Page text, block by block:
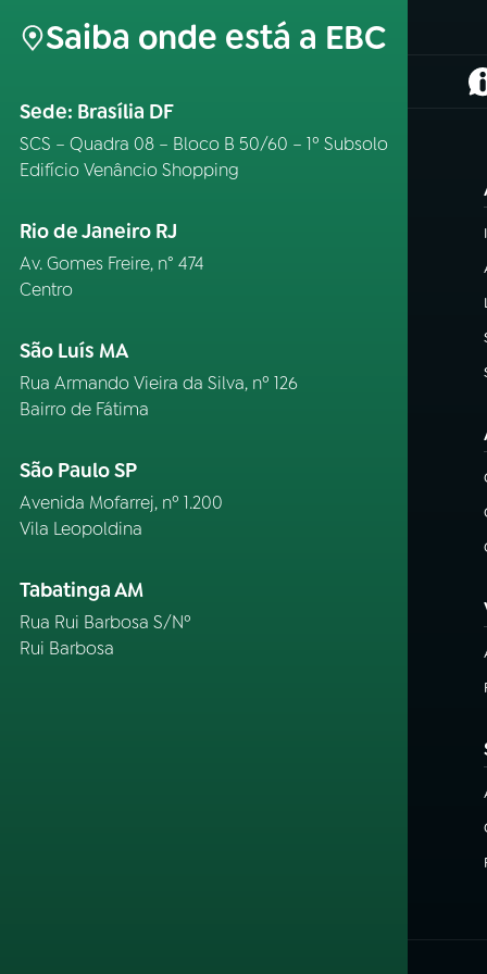
Saiba onde está a EBC
Sede: Brasília DF
SCS – Quadra 08 – Bloco B 50/60 – 1º Subsolo
Edifício Venâncio Shopping
Rio de Janeiro RJ
Av. Gomes Freire, n° 474
Centro
São Luís MA
Rua Armando Vieira da Silva, nº 126
Bairro de Fátima
São Paulo SP
Avenida Mofarrej, nº 1.200
Vila Leopoldina
Tabatinga AM
Rua Rui Barbosa S/Nº
Rui Barbosa